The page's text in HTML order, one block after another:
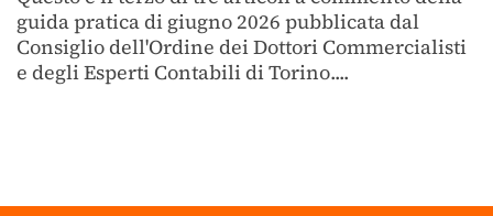
guida pratica di giugno 2026 pubblicata dal
Consiglio dell'Ordine dei Dottori Commercialisti
e degli Esperti Contabili di Torino....